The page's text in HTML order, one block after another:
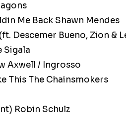
Me Back Shawn Mendes
Descemer Bueno, Zion &
Sigala
Axwell / Ingrosso
This The Chainsmokers
Robin Schulz